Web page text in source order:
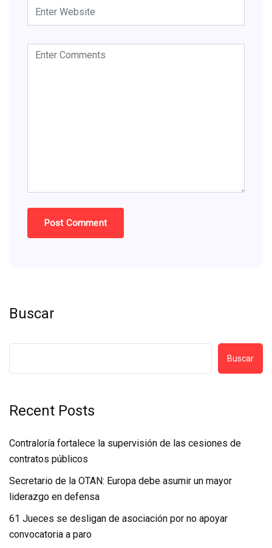
Buscar
Buscar
Recent Posts
Contraloría fortalece la supervisión de las cesiones de
contratos públicos
Secretario de la OTAN: Europa debe asumir un mayor
liderazgo en defensa
61 Jueces se desligan de asociación por no apoyar
convocatoria a paro